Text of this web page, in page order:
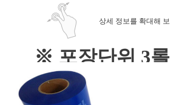
상세 정보를 확대해
※ 포장단위 3